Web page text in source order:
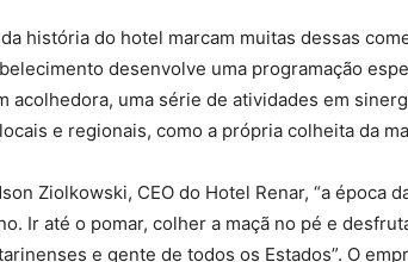
história do hotel marcam muitas dessas
desenvolve uma programação
acolhedora, uma série de atividades em
e regionais, como a própria colheita da
Ziolkowski, CEO do Hotel Renar, “a época
Ir até o pomar, colher a maçã no pé e
e gente de todos os Estados”. O